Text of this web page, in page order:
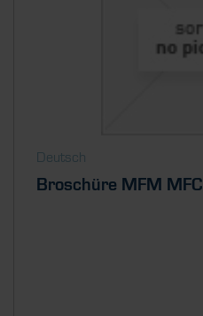
Deutsch
Broschüre MFM MFC